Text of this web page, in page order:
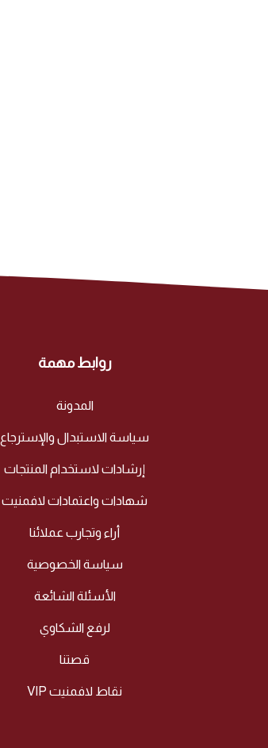
روابط مهمة
المدونة
سياسة الاستبدال والإسترجاع
إرشادات لاستخدام المنتجات
شهادات واعتمادات لافمنيت
أراء وتجارب عملائنا
سياسة الخصوصية
الأسئلة الشائعة
لرفع الشكاوي
قصتنا
نقاط لافمنيت VIP